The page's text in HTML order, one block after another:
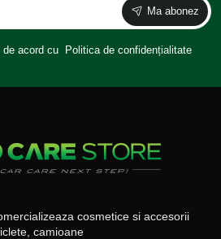
Ma abonez
acord cu Politica de confidențialitate
cosmetice si accesorii
camioane